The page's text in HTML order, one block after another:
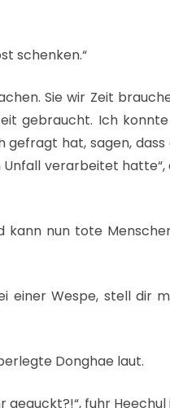
schenken.“
Sie wir Zeit
gebraucht. Ich
hat, sagen, dass
verarbeitet
kann nun tote
einer Wespe, stell dir
Donghae laut.
geguckt?!“, fuhr Heechul